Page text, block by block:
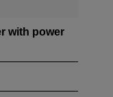
with power